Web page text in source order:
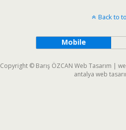
Back to
Mobile
Copyright © Barış ÖZCAN Web Tasarım |
antalya web